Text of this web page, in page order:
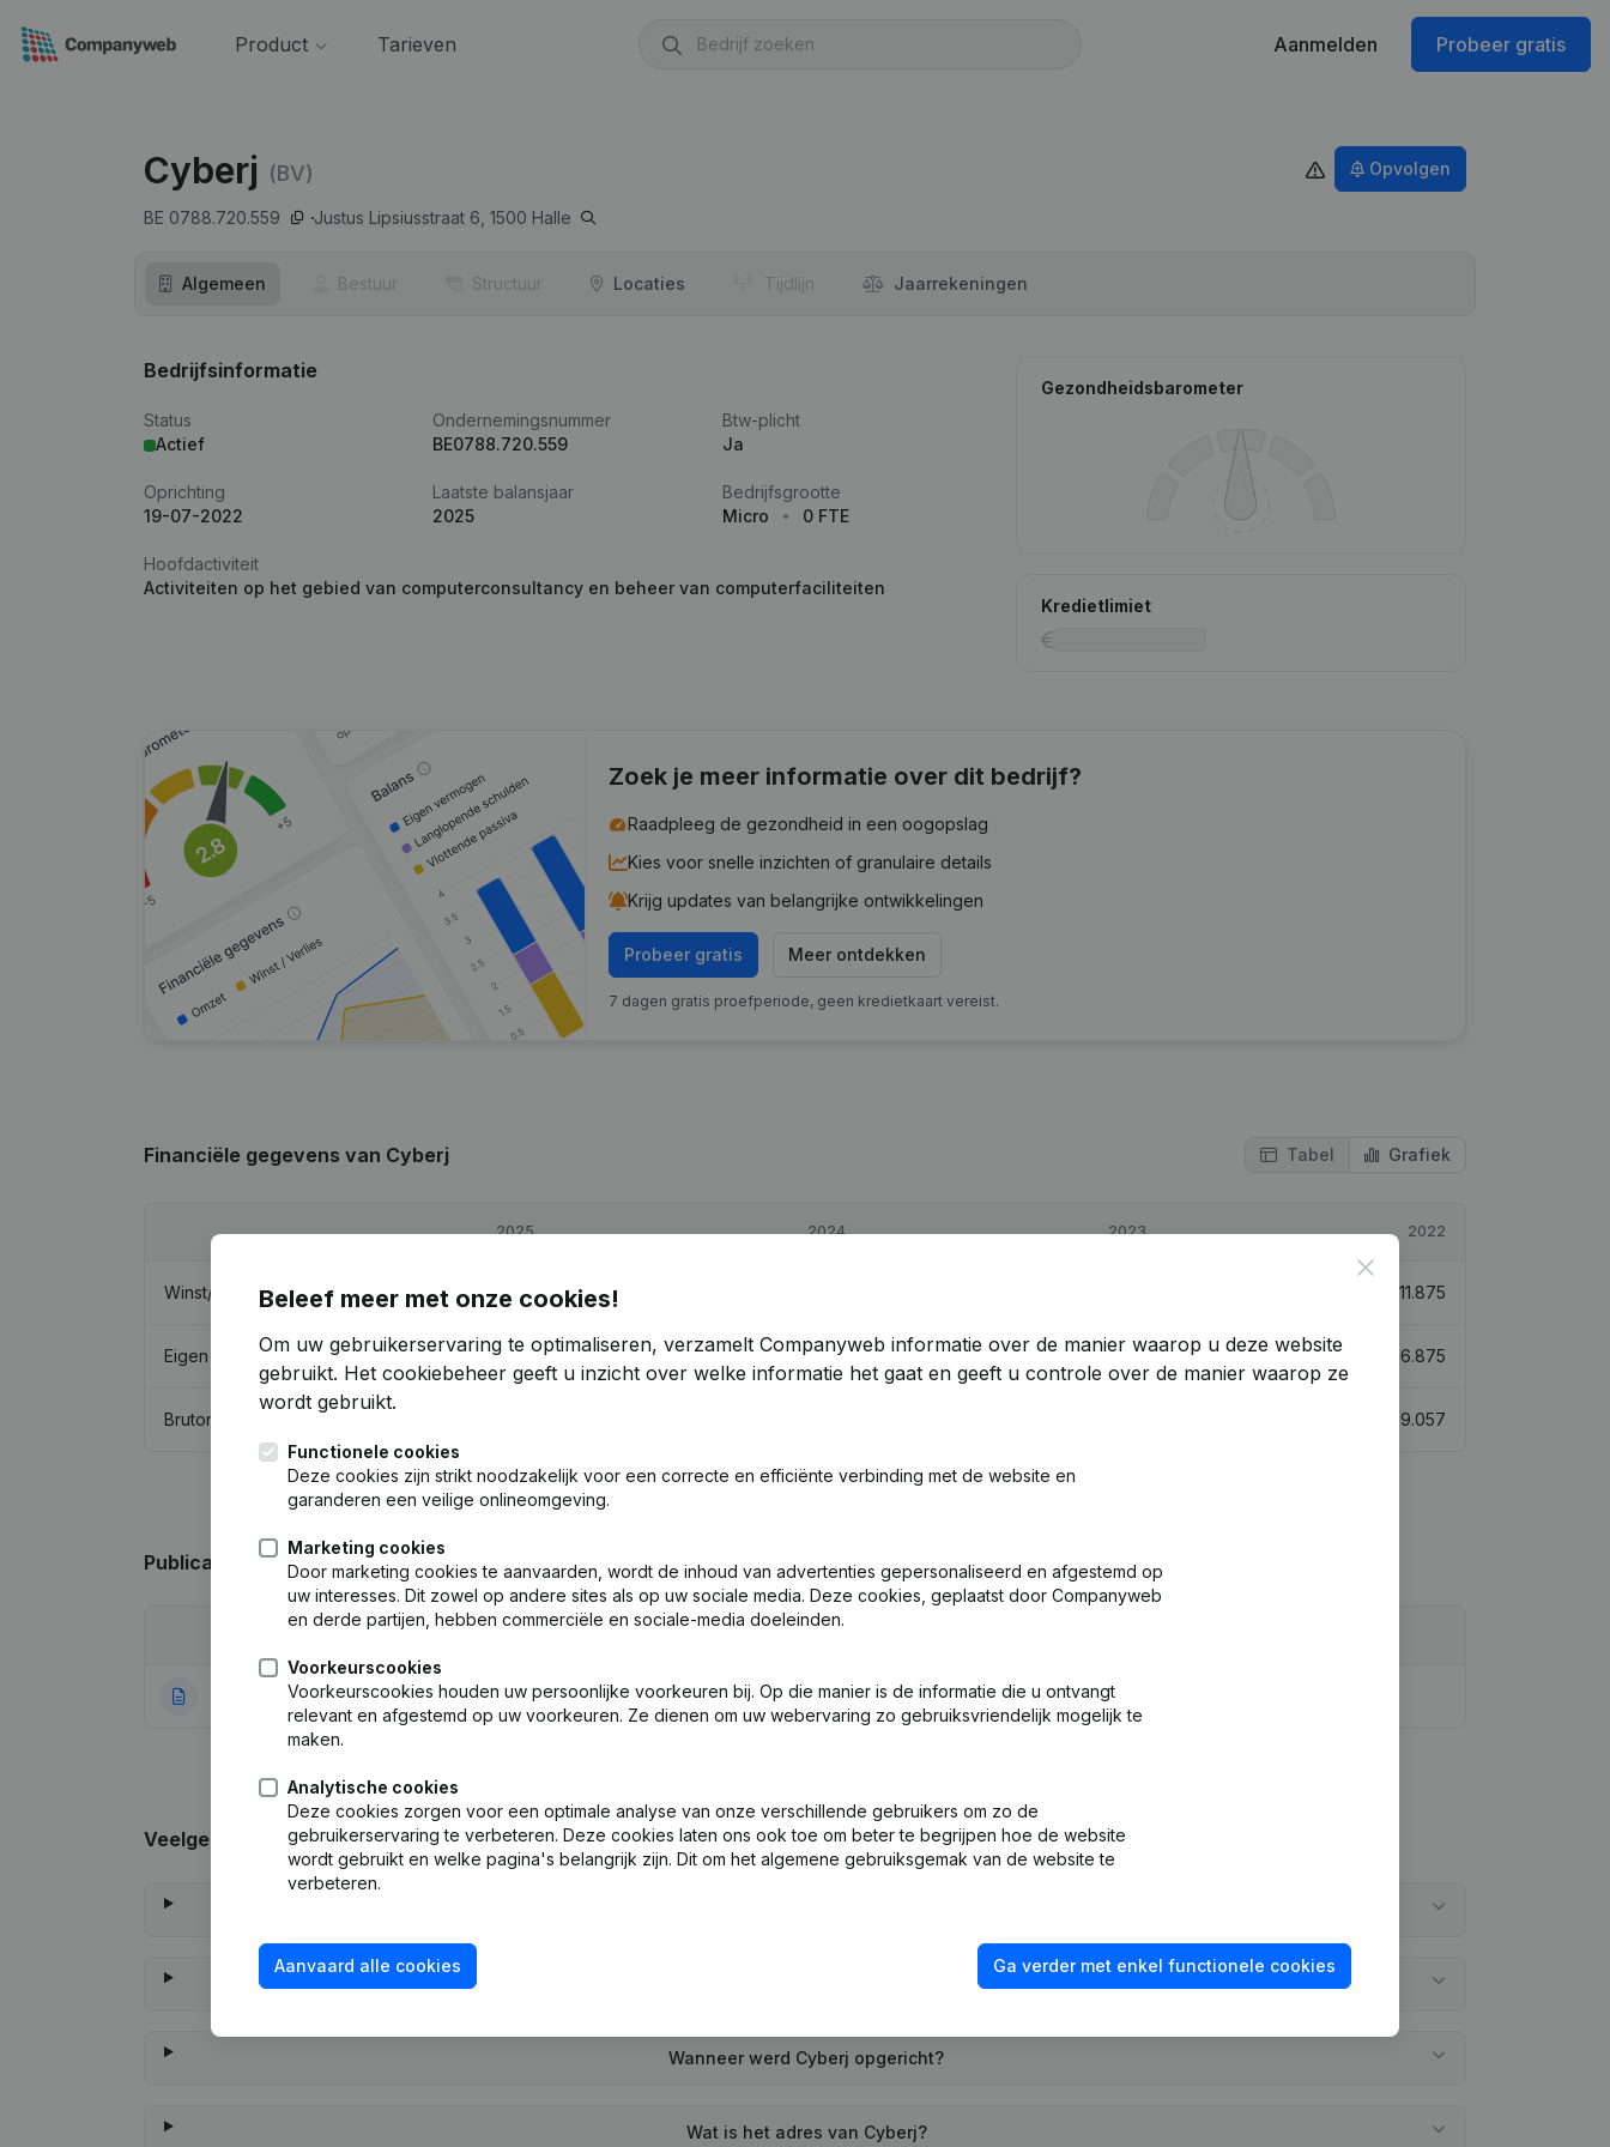
Product Tarieven Aanmelden Probeer gratis
Cyberj (BV)
BE 0788.720.559 Justus Lipsiusstraat 6, 1500 Halle
Opvolgen
Algemeen Bestuur Structuur Locaties Tijdlijn Jaar­rekeningen
Bedrijfsinformatie
Status
Actief
Ondernemingsnummer
BE0788.720.559
Btw-plicht
Ja
Oprichting
19-07-2022
Laatste balansjaar
2025
Bedrijfsgrootte
Micro
0 FTE
Hoofdactiviteit
Activiteiten op het gebied van computerconsultancy en beheer van computerfaciliteiten
Gezondheidsbarometer
Kredietlimiet
Zoek je meer informatie over dit bedrijf?
Raadpleeg de gezondheid in een oogopslag
Kies voor snelle inzichten of granulaire details
Krijg updates van belangrijke ontwikkelingen
Probeer gratis Meer ontdekken
7 dagen gratis proefperiode, geen kredietkaart vereist.
Financiële gegevens van Cyberj Tabel Grafiek
2025 2024 2023 2022
Winst/Verlies €-23.262 -277,03% 11.875
Eigen vermogen €12.831 -64,45% €36.093 57,25% €22.953 36,02% 16.875
Brutomarge 19.057
Publicaties van Cyberj
Publicatie
22-07-2022 Rubriek Oprichting (Nieuwe Rechtspersoon, Opening Bijkantoor, enz...)
Veelgestelde vragen
Wanneer werd Cyberj opgericht?
Wat is het adres van Cyberj?
Close
Beleef meer met onze cookies!
Om uw gebruikerservaring te optimaliseren, verzamelt Companyweb informatie over de manier waarop u deze website
gebruikt. Het cookiebeheer geeft u inzicht over welke informatie het gaat en geeft u controle over de manier waarop ze
wordt gebruikt.
Functionele cookies
Deze cookies zijn strikt noodzakelijk voor een correcte en efficiënte verbinding met de website en
garanderen een veilige onlineomgeving.
Marketing cookies
Door marketing cookies te aanvaarden, wordt de inhoud van advertenties gepersonaliseerd en afgestemd op
uw interesses. Dit zowel op andere sites als op uw sociale media. Deze cookies, geplaatst door Companyweb
en derde partijen, hebben commerciële en sociale-media doeleinden.
Voorkeurscookies
Voorkeurscookies houden uw persoonlijke voorkeuren bij. Op die manier is de informatie die u ontvangt
relevant en afgestemd op uw voorkeuren. Ze dienen om uw webervaring zo gebruiksvriendelijk mogelijk te
maken.
Analytische cookies
Deze cookies zorgen voor een optimale analyse van onze verschillende gebruikers om zo de
gebruikerservaring te verbeteren. Deze cookies laten ons ook toe om beter te begrijpen hoe de website
wordt gebruikt en welke pagina's belangrijk zijn. Dit om het algemene gebruiksgemak van de website te
verbeteren.
Aanvaard alle cookies Ga verder met enkel functionele cookies